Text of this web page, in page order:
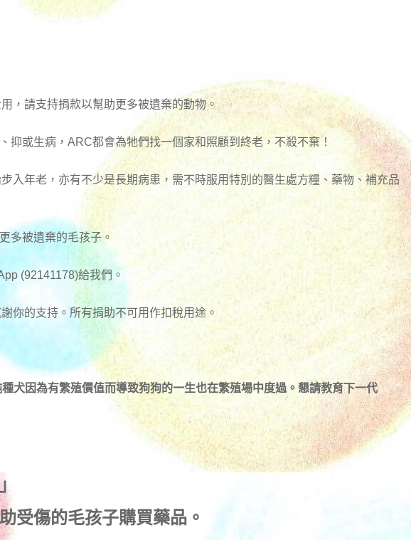
，請支持捐款以幫助更多被遺棄的動物。
抑或生病，ARC都會為牠們找一個家和照顧到終老，不殺不棄！
入年老，亦有不少是長期病患，需不時服用特別的醫生處方糧、藥物、補充品
多被遺棄的毛孩子。
(92141178)給我們。
你的支持。所有捐助不可用作扣稅用途。
犬因為有繁殖價值而導致狗狗的一生也在繁殖場中度過。懇請教育下一代
受傷的毛孩子購買藥品。